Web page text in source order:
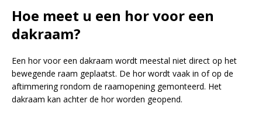
Hoe meet u een hor voor een
dakraam?
Een hor voor een dakraam wordt meestal niet direct op het
bewegende raam geplaatst. De hor wordt vaak in of op de
aftimmering rondom de raamopening gemonteerd. Het
dakraam kan achter de hor worden geopend.